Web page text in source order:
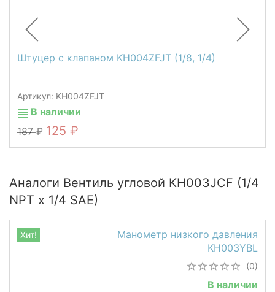
Штуцер c клапаном KH004ZFJT (1/8, 1/4)
Артикул: KH004ZFJT
В наличии
187
125
Аналоги Вентиль угловой KH003JCF (1/4
NPT х 1/4 SAE)
Манометр низкого давления
KH003YBL
(0)
В наличии
Хит!